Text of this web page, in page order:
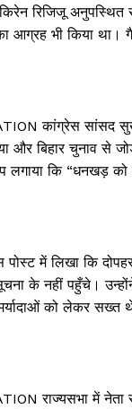
SUBSCRIBE
रिजिजू
भी किया था।
कांग्रेस सांसद
और बिहार चुनाव से
लगाया कि “धनखड़ को
पोस्ट में लिखा कि
के नहीं पहुँचे।
को लेकर
राज्यसभा में नेता